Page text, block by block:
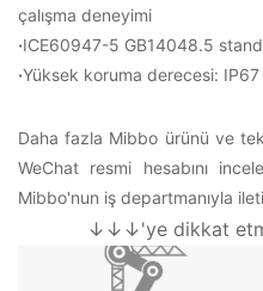
çalışma deneyimi
·ICE60947-5 GB14048.5
·Yüksek koruma derecesi: IP67
Daha fazla Mibbo ürünü ve
WeChat resmi hesabını
Mibbo'nun iş departmanıyla
↓↓↓'ye dikkat